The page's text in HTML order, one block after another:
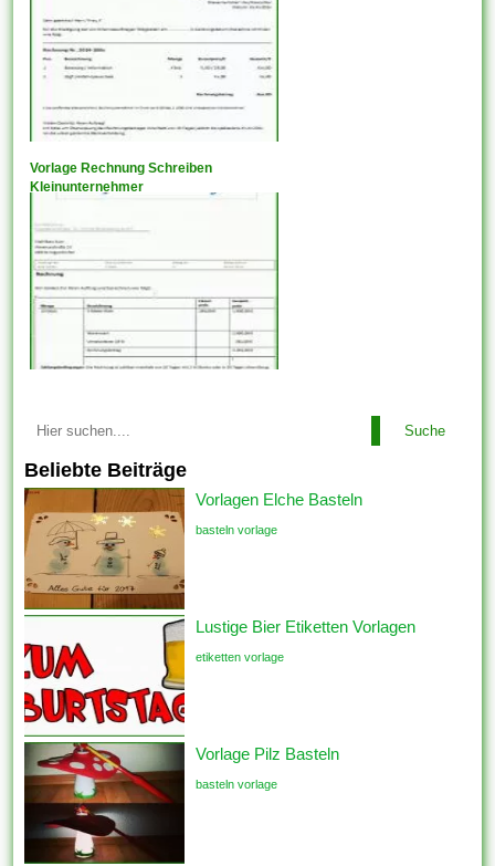
Vorlage Rechnung Schreiben
Kleinunternehmer
Suche
Beliebte Beiträge
Vorlagen Elche Basteln
basteln vorlage
Lustige Bier Etiketten Vorlagen
etiketten vorlage
Vorlage Pilz Basteln
basteln vorlage